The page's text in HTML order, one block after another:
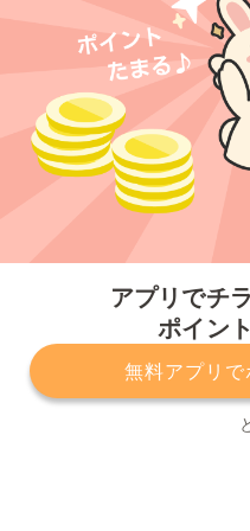
アプリでチ
ポイン
無料アプリ
プライバシーポリシー
サービスに関してのお問い